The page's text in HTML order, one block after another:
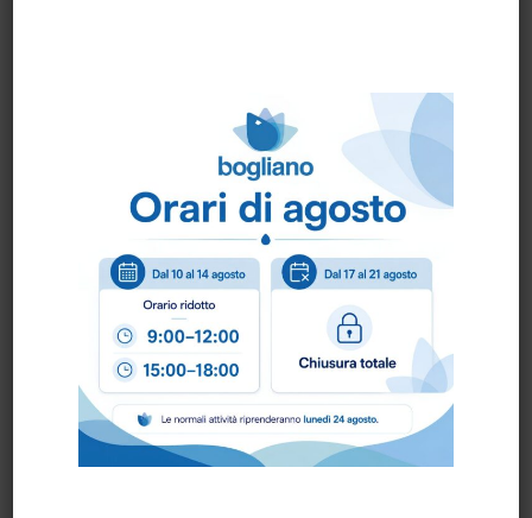
Come ordinare?
Puoi ordinare chiamando al0172 478161
oppure
scrivendo una mail a
info@bogliano.it
Per ogni informazione siamo a disposizione.